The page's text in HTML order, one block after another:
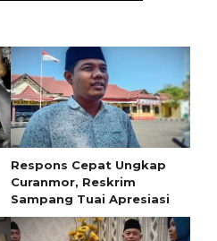
Respons Cepat Ungkap
Curanmor, Reskrim
Sampang Tuai Apresiasi